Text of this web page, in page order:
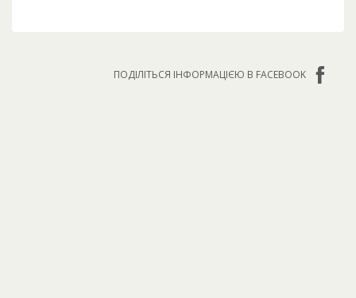
ПОДІЛІТЬСЯ ІНФОРМАЦІЄЮ В FACEBOOK